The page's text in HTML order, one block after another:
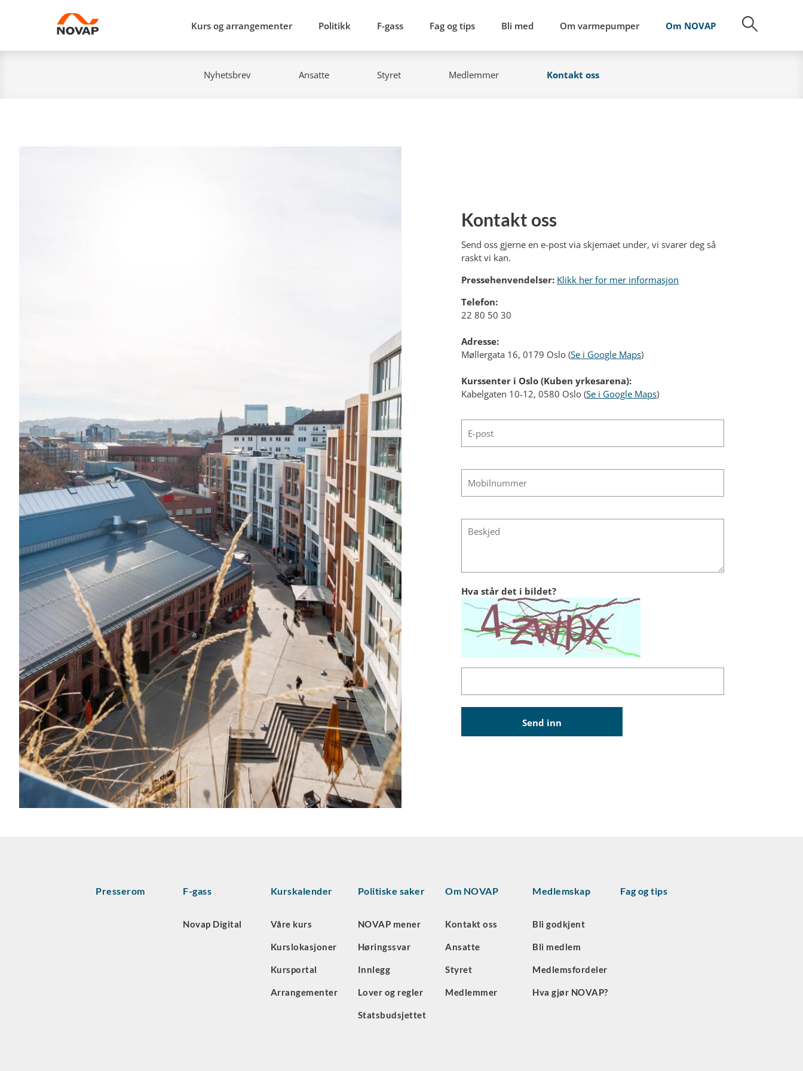
Kurs og arrangementer Politikk F-gass Fag og tips Bli med Om varmepumper Om NOVAP
Nyhetsbrev Ansatte Styret Medlemmer Kontakt oss
Kontakt oss
Send oss gjerne en e-post via skjemaet under, vi svarer deg så
raskt vi kan.
Pressehenvendelser: Klikk her for mer informasjon
Telefon:
22 80 50 30
Adresse:
Møllergata 16, 0179 Oslo (Se i Google Maps)
Kurssenter i Oslo (Kuben yrkesarena):
Kabelgaten 10-12, 0580 Oslo (Se i Google Maps)
Hva står det i bildet?
Send inn
Presserom F-gass
Novap Digital
Kurskalender
Våre kurs
Kurslokasjoner
Kursportal
Arrangementer
Politiske saker
NOVAP mener
Høringssvar
Innlegg
Lover og regler
Statsbudsjettet
Om NOVAP
Kontakt oss
Ansatte
Styret
Medlemmer
Medlemskap
Bli godkjent
Bli medlem
Medlemsfordeler
Hva gjør NOVAP?
Fag og tips